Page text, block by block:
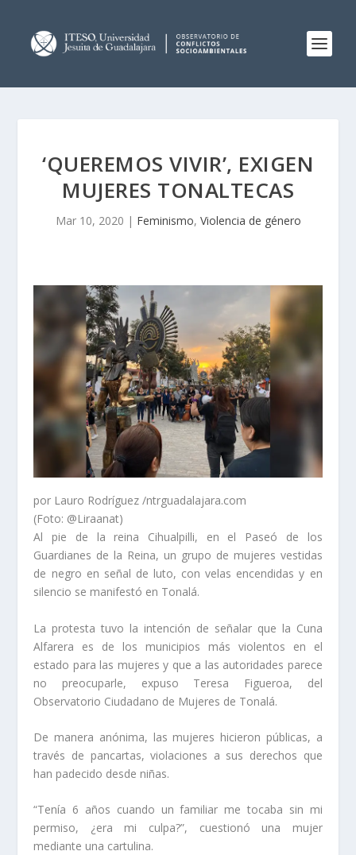
‘QUEREMOS VIVIR’, EXIGEN
MUJERES TONALTECAS
Mar 10, 2020 | Feminismo, Violencia de género
por Lauro Rodríguez /ntrguadalajara.com
(Foto: @Liraanat)
Al pie de la reina Cihualpilli, en el Paseó de los
Guardianes de la Reina, un grupo de mujeres vestidas
de negro en señal de luto, con velas encendidas y en
silencio se manifestó en Tonalá.
La protesta tuvo la intención de señalar que la Cuna
Alfarera es de los municipios más violentos en el
estado para las mujeres y que a las autoridades parece
no preocuparle, expuso Teresa Figueroa, del
Observatorio Ciudadano de Mujeres de Tonalá.
De manera anónima, las mujeres hicieron públicas, a
través de pancartas, violaciones a sus derechos que
han padecido desde niñas.
“Tenía 6 años cuando un familiar me tocaba sin mi
permiso, ¿era mi culpa?”, cuestionó una mujer
mediante una cartulina.